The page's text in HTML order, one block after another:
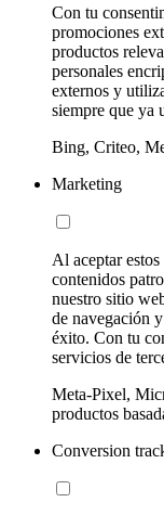
Con tu
promociones
productos
personales
externos y
siempre que ya
Bing, Criteo,
Marketing
Al aceptar
contenidos
nuestro sitio
de navegación
éxito. Con tu
servicios de
Meta-Pixel,
productos
Conversion